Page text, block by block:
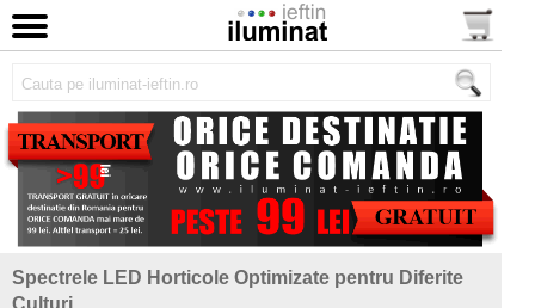
Spectrele LED Horticole Optimizate pentru Diferite
Culturi